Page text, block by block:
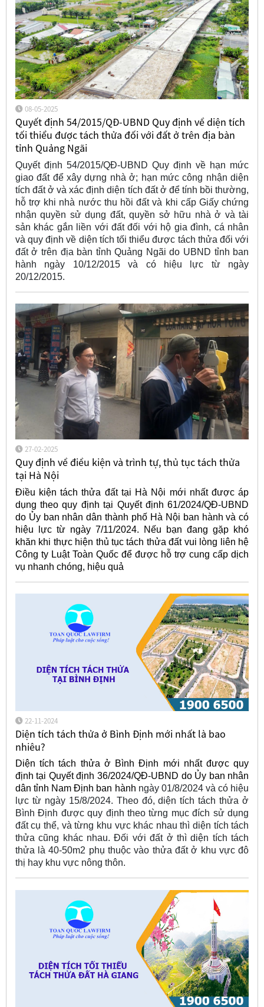
08-05-2025
Quyết định 54/2015/QĐ-UBND Quy định về diện tích
tối thiểu được tách thửa đối với đất ở trên địa bàn
tỉnh Quảng Ngãi
Quyết định 54/2015/QĐ-UBND Quy định về hạn mức
giao đất để xây dựng nhà ở; hạn mức công nhận diện
tích đất ở và xác định diện tích đất ở để tính bồi thường,
hỗ trợ khi nhà nước thu hồi đất và khi cấp Giấy chứng
nhận quyền sử dụng đất, quyền sở hữu nhà ở và tài
sản khác gắn liền với đất đối với hộ gia đình, cá nhân
và quy định về diện tích tối thiểu được tách thửa đối với
đất ở trên địa bàn tỉnh Quảng Ngãi do UBND tỉnh ban
hành ngày 10/12/2015 và có hiệu lực từ ngày
20/12/2015.
27-02-2025
Quy định về điều kiện và trình tự, thủ tục tách thửa
tại Hà Nội
Điều kiện tách thửa đất tại Hà Nội mới nhất được áp
dụng theo quy định tại Quyết định 61/2024/QĐ-UBND
do Ủy ban nhân dân thành phố Hà Nội ban hành và có
hiệu lực từ ngày 7/11/2024. Nếu bạn đang gặp khó
khăn khi thực hiện thủ tục tách thửa đất vui lòng liên hệ
Công ty Luật Toàn Quốc để được hỗ trợ cung cấp dịch
vụ nhanh chóng, hiệu quả
22-11-2024
Diện tích tách thửa ở Bình Định mới nhất là bao
nhiêu?
Diện tích tách thửa ở Bình Định mới nhất được quy
định tại Quyết định 36/2024/QĐ-UBND do Ủy ban nhân
dân tỉnh Nam Định ban hành ngày 01/8/2024 và có hiệu
lực từ ngày 15/8/2024. Theo đó, diện tích tách thửa ở
Bình Định được quy định theo từng mục đích sử dụng
đất cụ thể, và từng khu vực khác nhau thì diện tích tách
thửa cũng khác nhau. Đối với đất ở thì diện tích tách
thửa là 40-50m2 phụ thuộc vào thửa đất ở khu vực đô
thị hay khu vực nông thôn.